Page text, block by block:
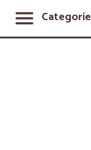
Categorie